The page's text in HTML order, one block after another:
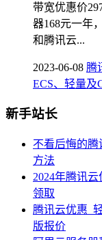
带宽优惠价
器168元一年
和腾讯云...
2023-06-08 腾
ECS、轻量及
新手站长
不看后悔的腾
方法
2024年腾讯
领取
腾讯云优惠_
版报价